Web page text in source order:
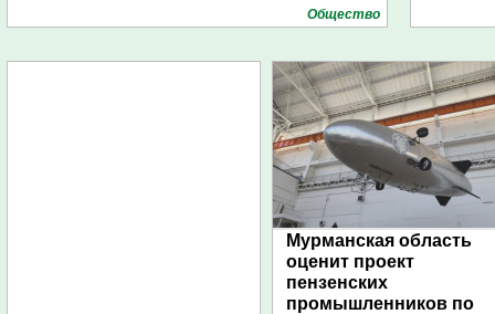
Общество
Мурманская область
оценит проект
пензенских
промышленников по